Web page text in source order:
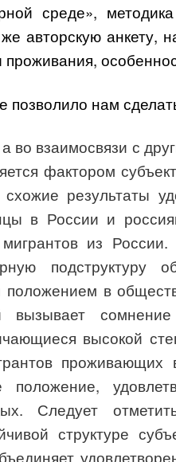
среде»,
авторскую анкету,
проживания,
позволило нам
во взаимосвязи с
фактором
результаты
в России и
из России.
подструктуру
в
вызывает
высокой
проживающих
положение,
Следует
структуре